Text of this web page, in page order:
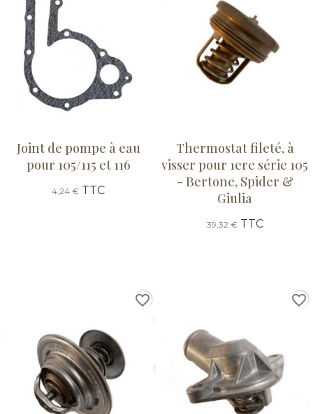
Joint de pompe à eau
pour 105/115 et 116
4,24 € TTC
Thermostat fileté, à
visser pour 1ere série 105
- Bertone, Spider &
Giulia
39,32 €TTC
favorite_border favorite_border